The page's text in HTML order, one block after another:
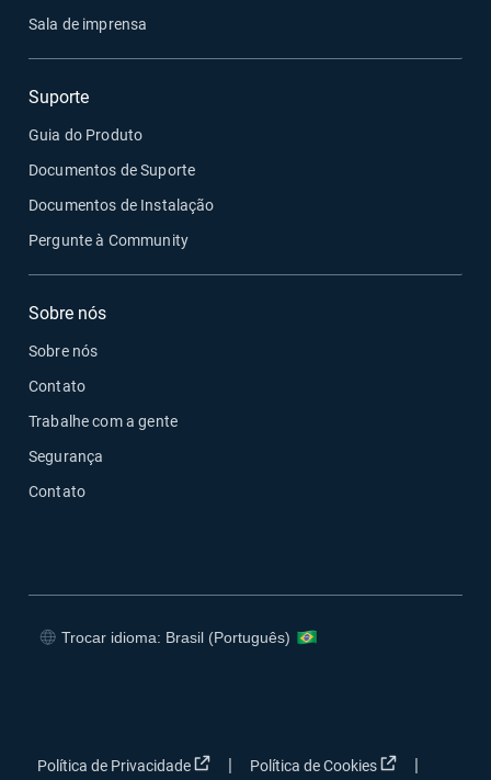
Sala de imprensa
Suporte
Guia do Produto
Documentos de Suporte
Documentos de Instalação
Pergunte à Community
Sobre nós
Sobre nós
Contato
Trabalhe com a gente
Segurança
Contato
Trocar idioma: Brasil (Português)
Política de Privacidade Abrir em uma nova janela
Política de Cookies Abrir em uma